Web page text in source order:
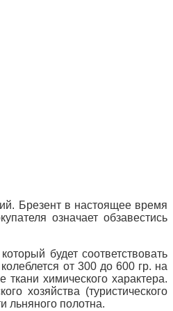
Брезент в настоящее время
означает обзавестись
будет соответствовать
от 300 до 600 гр. на
химического характера.
хозяйства (туристического
льняного полотна.